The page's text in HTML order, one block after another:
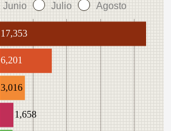
Junio Julio Agosto
17,353
6,201
3,016
1,658